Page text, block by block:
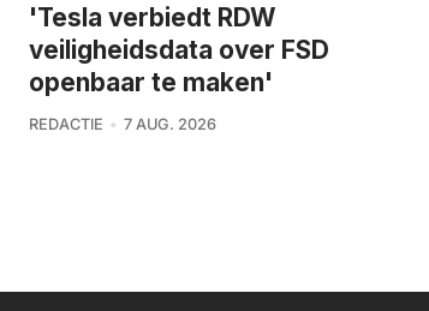
'Tesla verbiedt RDW
veiligheidsdata over FSD
openbaar te maken'
REDACTIE 7 AUG. 2026